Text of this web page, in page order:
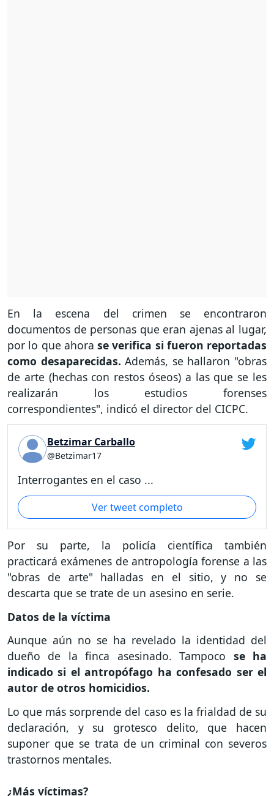
En la escena del crimen se encontraron
documentos de personas que eran ajenas al lugar,
por lo que ahora se verifica si fueron reportadas
como desaparecidas. Además, se hallaron "obras
de arte (hechas con restos óseos) a las que se les
realizarán los estudios forenses
correspondientes", indicó el director del CICPC.
Betzimar Carballo
@Betzimar17
Interrogantes en el caso ...
Ver tweet completo
Por su parte, la policía científica también
practicará exámenes de antropología forense a las
"obras de arte" halladas en el sitio, y no se
descarta que se trate de un asesino en serie.
Datos de la víctima
Aunque aún no se ha revelado la identidad del
dueño de la finca asesinado. Tampoco se ha
indicado si el antropófago ha confesado ser el
autor de otros homicidios.
Lo que más sorprende del caso es la frialdad de su
declaración, y su grotesco delito, que hacen
suponer que se trata de un criminal con severos
trastornos mentales.
¿Más víctimas?